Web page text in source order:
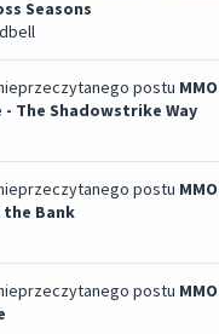
Seasons
- The Shadowstrike Way
the Bank